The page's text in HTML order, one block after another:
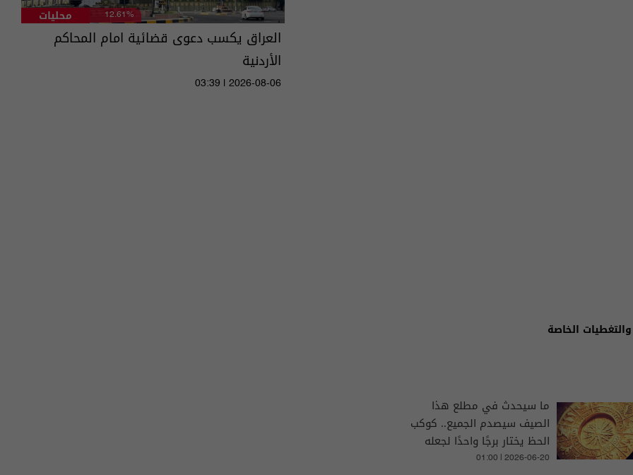
الخاصة
ما سيحدث في مطلع هذا
الصيف سيصدم الجميع.. كوكب
الحظ يختار برجًا واحدًا لجعله
ثريًا!
01:00 | 2026-06-20
محليات 12.61%
العراق يكسب دعوى قضائية امام المحاكم
الأردنية
03:39 | 2026-08-06